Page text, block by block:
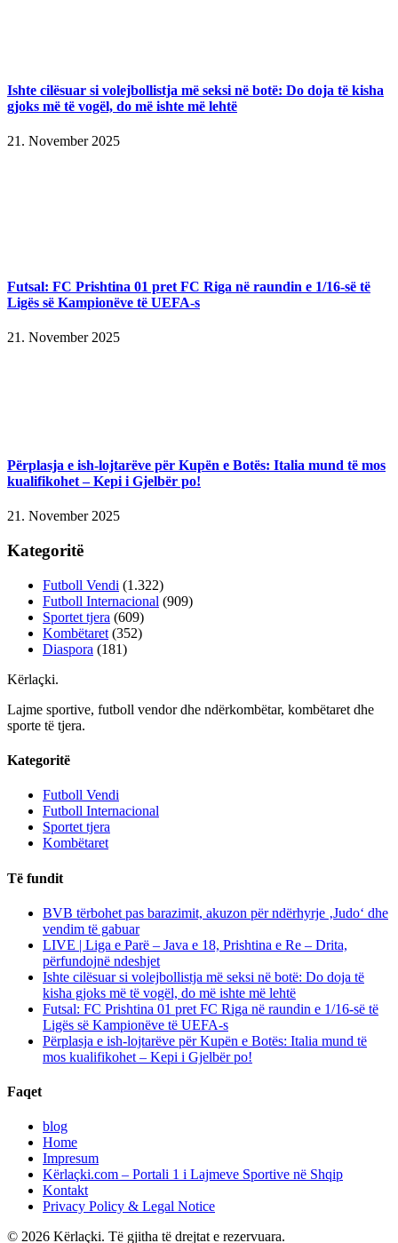
Ishte cilësuar si volejbollistja më seksi në botë: Do doja të kisha
gjoks më të vogël, do më ishte më lehtë
21. November 2025
Futsal: FC Prishtina 01 pret FC Riga në raundin e 1/16-së të
Ligës së Kampionëve të UEFA-s
21. November 2025
Përplasja e ish-lojtarëve për Kupën e Botës: Italia mund të mos
kualifikohet – Kepi i Gjelbër po!
21. November 2025
Kategoritë
Futboll Vendi (1.322)
Futboll Internacional (909)
Sportet tjera (609)
Kombëtaret (352)
Diaspora (181)
Kërlaçki.
Lajme sportive, futboll vendor dhe ndërkombëtar, kombëtaret dhe
sporte të tjera.
Kategoritë
Futboll Vendi
Futboll Internacional
Sportet tjera
Kombëtaret
Të fundit
BVB tërbohet pas barazimit, akuzon për ndërhyrje ‚Judo‘ dhe
vendim të gabuar
LIVE | Liga e Parë – Java e 18, Prishtina e Re – Drita,
përfundojnë ndeshjet
Ishte cilësuar si volejbollistja më seksi në botë: Do doja të
kisha gjoks më të vogël, do më ishte më lehtë
Futsal: FC Prishtina 01 pret FC Riga në raundin e 1/16-së të
Ligës së Kampionëve të UEFA-s
Përplasja e ish-lojtarëve për Kupën e Botës: Italia mund të
mos kualifikohet – Kepi i Gjelbër po!
Faqet
blog
Home
Impresum
Kërlaçki.com – Portali 1 i Lajmeve Sportive në Shqip
Kontakt
Privacy Policy & Legal Notice
© 2026 Kërlaçki. Të gjitha të drejtat e rezervuara.